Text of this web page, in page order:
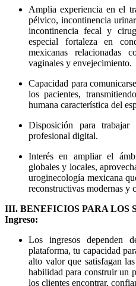
Amplia experiencia en el
pélvico, incontinencia
incontinencia fecal y
especial fortaleza en
mexicanas relacionadas
vaginales y envejecimiento.
Capacidad para
los pacientes,
humana característica del
Disposición para
profesional digital.
Interés en ampliar el
globales y locales,
uroginecología mexicana
reconstructivas modernas y
III. BENEFICIOS PARA LOS
Ingreso:
Los ingresos
plataforma, tu capacidad
alto valor que satisfagan
habilidad para construir un
los clientes encontrar,